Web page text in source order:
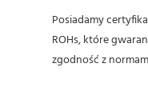
Posiadamy
ROHs, które
zgodność z